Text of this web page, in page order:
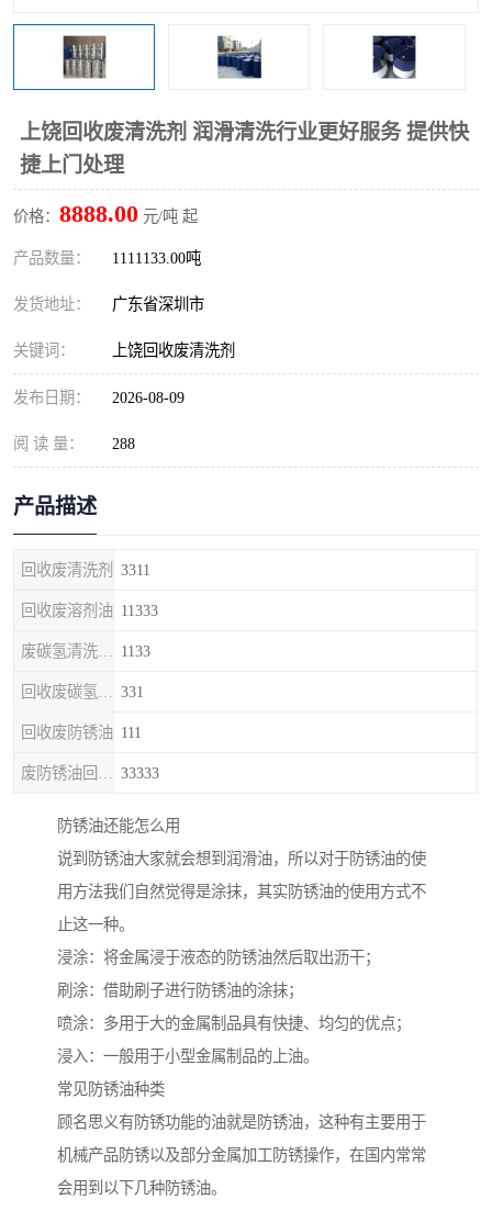
上饶回收废清洗剂 润滑清洗行业更好服务 提供快
捷上门处理
价格： 8888.00 元/吨 起
产品数量： 1111133.00吨
发货地址： 广东省深圳市
关键词： 上饶回收废清洗剂
发布日期： 2026-08-09
阅 读 量： 288
产品描述
回收废清洗剂 3311
回收废溶剂油 11333
1133
331
回收废防锈油 111
33333
防锈油还能怎么用
说到防锈油大家就会想到润滑油，所以对于防锈油的使
用方法我们自然觉得是涂抹，其实防锈油的使用方式不
止这一种。
浸涂：将金属浸于液态的防锈油然后取出沥干；
刷涂：借助刷子进行防锈油的涂抹；
喷涂：多用于大的金属制品具有快捷、均匀的优点；
浸入：一般用于小型金属制品的上油。
常见防锈油种类
顾名思义有防锈功能的油就是防锈油，这种有主要用于
机械产品防锈以及部分金属加工防锈操作，在国内常常
会用到以下几种防锈油。